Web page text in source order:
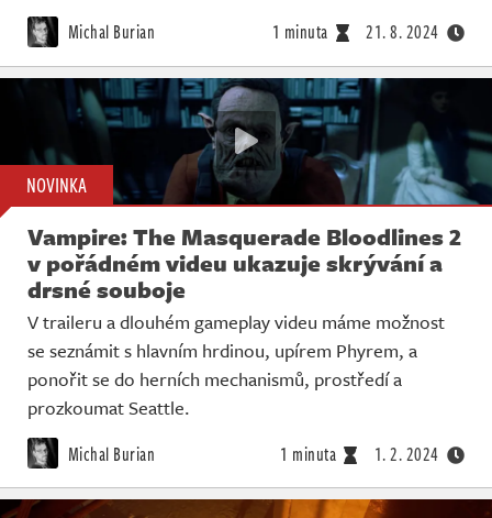
Michal Burian 1 minuta 21. 8. 2024
NOVINKA
Vampire: The Masquerade Bloodlines 2
v pořádném videu ukazuje skrývání a
drsné souboje
V traileru a dlouhém gameplay videu máme možnost
se seznámit s hlavním hrdinou, upírem Phyrem, a
ponořit se do herních mechanismů, prostředí a
prozkoumat Seattle.
Michal Burian 1 minuta 1. 2. 2024